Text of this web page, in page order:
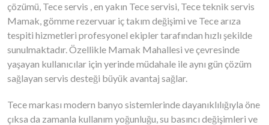
çözümü, Tece servis , en yakın Tece servisi, Tece teknik servis
Mamak, gömme rezervuar iç takım değişimi ve Tece arıza
tespiti hizmetleri profesyonel ekipler tarafından hızlı şekilde
sunulmaktadır. Özellikle Mamak Mahallesi ve çevresinde
yaşayan kullanıcılar için yerinde müdahale ile aynı gün çözüm
sağlayan servis desteği büyük avantaj sağlar.
Tece markası modern banyo sistemlerinde dayanıklılığıyla öne
çıksa da zamanla kullanım yoğunluğu, su basıncı değişimleri ve